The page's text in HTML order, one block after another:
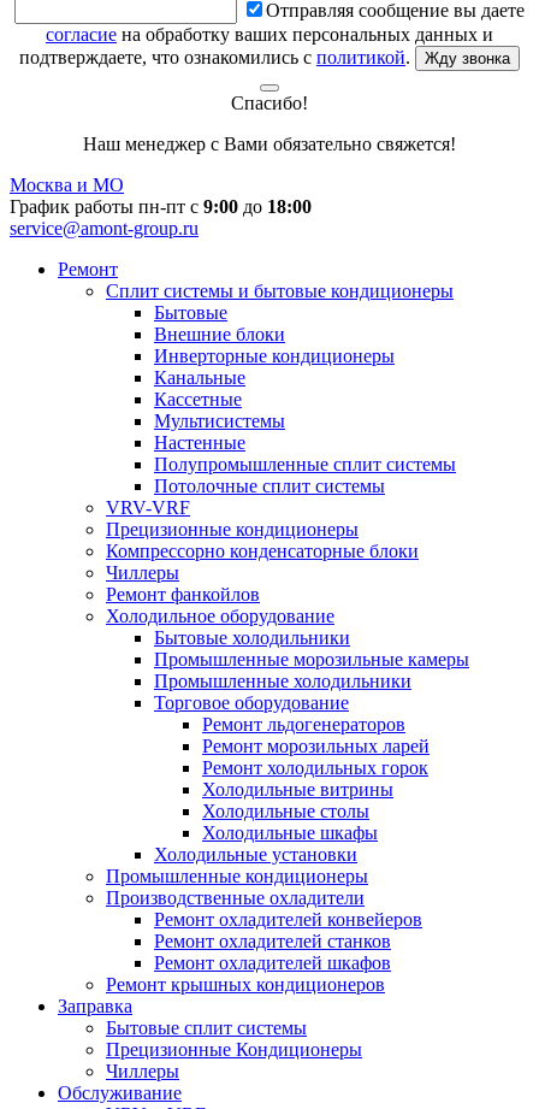
Отправляя сообщение вы даете
согласие на обработку ваших персональных данных и
подтверждаете, что ознакомились с политикой. Жду звонка
Спасибо!
Наш менеджер с Вами обязательно свяжется!
Москва и МО
График работы пн-пт с 9:00 до 18:00
service@amont-group.ru
Ремонт
Сплит системы и бытовые кондиционеры
Бытовые
Внешние блоки
Инверторные кондиционеры
Канальные
Кассетные
Мультисистемы
Настенные
Полупромышленные сплит системы
Потолочные сплит системы
VRV-VRF
Прецизионные кондиционеры
Компрессорно конденсаторные блоки
Чиллеры
Ремонт фанкойлов
Холодильное оборудование
Бытовые холодильники
Промышленные морозильные камеры
Промышленные холодильники
Торговое оборудование
Ремонт льдогенераторов
Ремонт морозильных ларей
Ремонт холодильных горок
Холодильные витрины
Холодильные столы
Холодильные шкафы
Холодильные установки
Промышленные кондиционеры
Производственные охладители
Ремонт охладителей конвейеров
Ремонт охладителей станков
Ремонт охладителей шкафов
Ремонт крышных кондиционеров
Заправка
Бытовые сплит системы
Прецизионные Кондиционеры
Чиллеры
Обслуживание